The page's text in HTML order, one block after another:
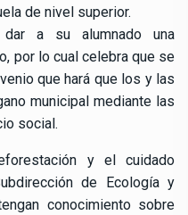
de nivel superior.
a su alumnado una
por lo cual celebra que se
que hará que los y las
municipal mediante las
social.
y el cuidado
de Ecología y
conocimiento sobre